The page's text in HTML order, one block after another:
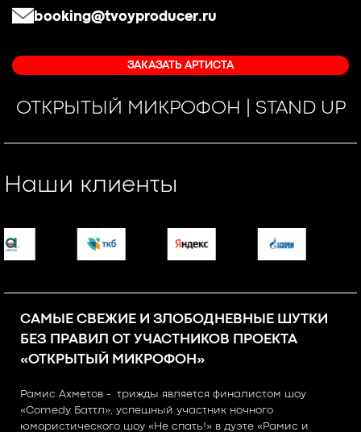
booking@tvoyproducer.ru
ЗАКАЗАТЬ АРТИСТА
ОТКРЫТЫЙ МИКРОФОН | STAND UP
Наши клиенты
САМЫЕ СВЕЖИЕ И ЗЛОБОДНЕВНЫЕ ШУТКИ
БЕЗ ПРАВИЛ ОТ УЧАСТНИКОВ ПРОЕКТА
«ОТКРЫТЫЙ МИКРОФОН»
Рамис Ахметов - трижды является финалистом шоу
«Comedy Баттл», успешный участник ночного
юмористического шоу «Не спать!» в дуэте «Рамис и